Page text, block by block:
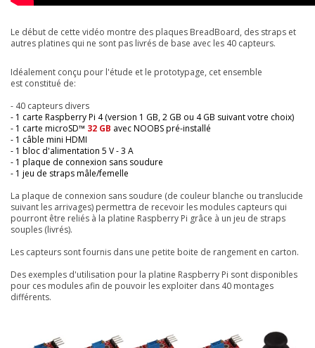
Le début de cette vidéo montre des plaques BreadBoard, des straps et
autres platines qui ne sont pas livrés de base avec les 40 capteurs.
Idéalement conçu pour l'étude et le prototypage, cet ensemble
est constitué de:
- 40 capteurs divers
- 1 carte Raspberry Pi 4 (version 1 GB, 2 GB ou 4 GB suivant votre choix)
- 1 carte microSD™ 32 GB avec NOOBS pré-installé
- 1 câble mini HDMI
- 1 bloc d'alimentation 5 V - 3 A
- 1 plaque de connexion sans soudure
- 1 jeu de straps mâle/femelle
La plaque de connexion sans soudure (de couleur blanche ou translucide
suivant les arrivages) permettra de recevoir les modules capteurs qui
pourront être reliés à la platine Raspberry Pi grâce à un jeu de straps
souples (livrés).
Les capteurs sont fournis dans une petite boite de rangement en carton.
Des exemples d'utilisation pour la platine Raspberry Pi sont disponibles
pour ces modules afin de pouvoir les exploiter dans 40 montages
différents.